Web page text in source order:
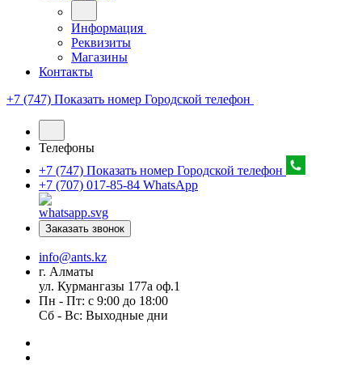
Информация
Реквизиты
Магазины
Контакты
+7 (747) Показать номер Городской телефон
Телефоны
+7 (747) Показать номер Городской телефон
+7 (707) 017-85-84 WhatsApp
Заказать звонок
info@ants.kz
г. Алматы
ул. Курмангазы 177а оф.1
Пн - Пт: с 9:00 до 18:00
Сб - Вс: Выходные дни